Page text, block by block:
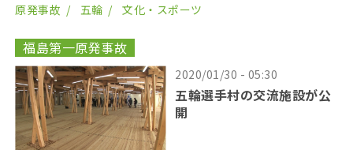
原発事故
五輪 文化・スポーツ
福島第一原発事故
2020/01/30 - 05:30
五輪選手村の交流施設が公
開